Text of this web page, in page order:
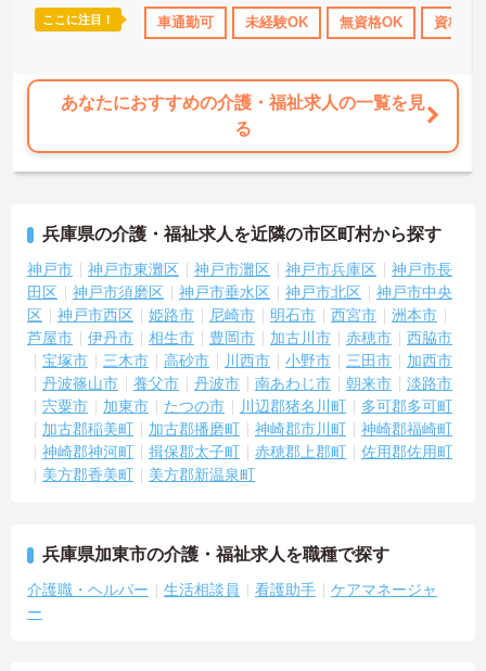
格OK 日勤のみ 年間休日110日以上 産休･育休･介護休暇取得
ここに注目！ 車通勤可 未経験OK 無資格OK 資格取
あなたにおすすめの介護・福祉求人の一覧を見
る
兵庫県の介護・福祉求人を近隣の市区町村から探す
神戸市 神戸市東灘区 神戸市灘区 神戸市兵庫区
神戸市長
田区
神戸市須磨区 神戸市垂水区 神戸市北区
神戸市中央
区
神戸市西区 姫路市 尼崎市 明石市 西宮市
洲本市
芦屋市
伊丹市 相生市 豊岡市 加古川市 赤穂市
西脇市
宝塚市
三木市 高砂市 川西市 小野市 三田市
加西市
丹波篠山市
養父市 丹波市 南あわじ市 朝来市
淡路市
宍粟市
加東市 たつの市 川辺郡猪名川町
多可郡多可町
加古郡稲美町
加古郡播磨町 神崎郡市川町
神崎郡福崎町
神崎郡神河町
揖保郡太子町 赤穂郡上郡町
佐用郡佐用町
美方郡香美町
美方郡新温泉町
兵庫県加東市の介護・福祉求人を職種で探す
介護職・ヘルパー 生活相談員 看護助手
ケアマネージャ
ー